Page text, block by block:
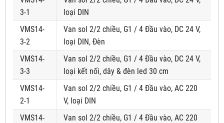
3-1
loại DIN
VMS14-
3-2
Van sol 2/2 chiều, G1 / 4 Đầu vào, DC 24 V,
loại DIN, Đèn
VMS14-
3-3
Van sol 2/2 chiều, G1 / 4 Đầu vào, DC 24 V,
loại kết nối, dây & đèn led 30 cm
VMS14-
2-1
Van sol 2/2 chiều, G1 / 4 Đầu vào, AC 220
V, loại DIN
VMS14-
Van sol 2/2 chiều, G1 / 4 Đầu vào, AC 220